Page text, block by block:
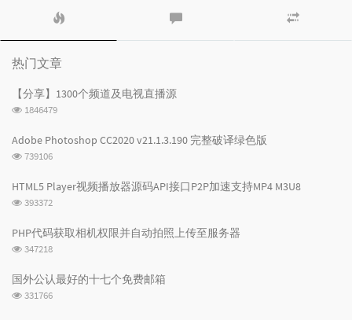
文
评
文
热门文章
【分享】1300个频道及电视直播源
浏
次
1846479
Adobe Photoshop CC2020 v21.1.3.190 完整破译绿色版
浏
次
739106
HTML5 Player视频播放器源码API接口P2P加速支持MP4 M3U8
浏
次
数:
393372
PHP代码获取相机权限并自动拍照上传至服务器
浏
次
数:
347218
国外公认最好的十七个免费邮箱
浏
331766